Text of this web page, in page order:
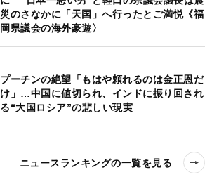
災のさなかに「天国」へ行ったとご満悦《福
岡県議会の海外豪遊〉
プーチンの絶望「もはや頼れるのは金正恩だ
け」…中国に値切られ、インドに振り回され
る“大国ロシア”の悲しい現実
ニュースランキングの一覧を見る